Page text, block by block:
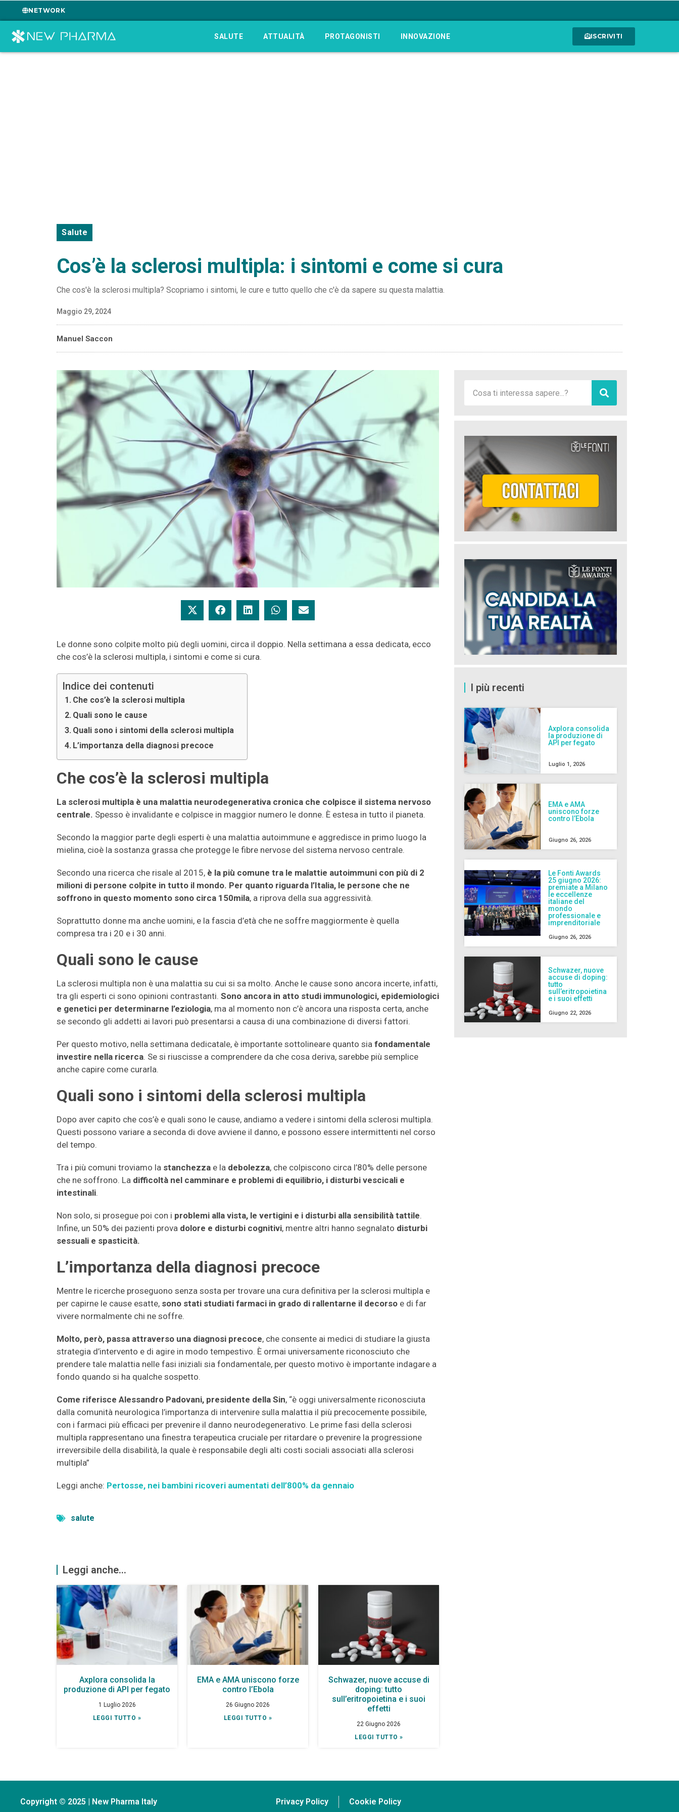
NETWORK
SALUTE ATTUALITÀ PROTAGONISTI INNOVAZIONE ISCRIVITI
Salute
Cos’è la sclerosi multipla: i sintomi e come si cura
Che cos'è la sclerosi multipla? Scopriamo i sintomi, le cure e tutto quello che c'è da sapere su questa malattia.
Maggio 29, 2024
Manuel Saccon
Le donne sono colpite molto più degli uomini, circa il doppio. Nella settimana a essa dedicata, ecco
che cos’è la sclerosi multipla, i sintomi e come si cura.
Indice dei contenuti
Che cos’è la sclerosi multipla
Quali sono le cause
Quali sono i sintomi della sclerosi multipla
L’importanza della diagnosi precoce
Che cos’è la sclerosi multipla
La sclerosi multipla è una malattia neurodegenerativa cronica che colpisce il sistema nervoso
centrale. Spesso è invalidante e colpisce in maggior numero le donne. È estesa in tutto il pianeta.
Secondo la maggior parte degli esperti è una malattia autoimmune e aggredisce in primo luogo la
mielina, cioè la sostanza grassa che protegge le fibre nervose del sistema nervoso centrale.
Secondo una ricerca che risale al 2015, è la più comune tra le malattie autoimmuni con più di 2
milioni di persone colpite in tutto il mondo. Per quanto riguarda l’Italia, le persone che ne
soffrono in questo momento sono circa 150mila, a riprova della sua aggressività.
Soprattutto donne ma anche uomini, e la fascia d’età che ne soffre maggiormente è quella
compresa tra i 20 e i 30 anni.
Quali sono le cause
La sclerosi multipla non è una malattia su cui si sa molto. Anche le cause sono ancora incerte, infatti,
tra gli esperti ci sono opinioni contrastanti. Sono ancora in atto studi immunologici, epidemiologici
e genetici per determinarne l’eziologia, ma al momento non c’è ancora una risposta certa, anche
se secondo gli addetti ai lavori può presentarsi a causa di una combinazione di diversi fattori.
Per questo motivo, nella settimana dedicatale, è importante sottolineare quanto sia fondamentale
investire nella ricerca. Se si riuscisse a comprendere da che cosa deriva, sarebbe più semplice
anche capire come curarla.
Quali sono i sintomi della sclerosi multipla
Dopo aver capito che cos’è e quali sono le cause, andiamo a vedere i sintomi della sclerosi multipla.
Questi possono variare a seconda di dove avviene il danno, e possono essere intermittenti nel corso
del tempo.
Tra i più comuni troviamo la stanchezza e la debolezza, che colpiscono circa l’80% delle persone
che ne soffrono. La difficoltà nel camminare e problemi di equilibrio, i disturbi vescicali e
intestinali.
Non solo, si prosegue poi con i problemi alla vista, le vertigini e i disturbi alla sensibilità tattile.
Infine, un 50% dei pazienti prova dolore e disturbi cognitivi, mentre altri hanno segnalato disturbi
sessuali e spasticità.
L’importanza della diagnosi precoce
Mentre le ricerche proseguono senza sosta per trovare una cura definitiva per la sclerosi multipla e
per capirne le cause esatte, sono stati studiati farmaci in grado di rallentarne il decorso e di far
vivere normalmente chi ne soffre.
Molto, però, passa attraverso una diagnosi precoce, che consente ai medici di studiare la giusta
strategia d’intervento e di agire in modo tempestivo. È ormai universamente riconosciuto che
prendere tale malattia nelle fasi iniziali sia fondamentale, per questo motivo è importante indagare a
fondo quando si ha qualche sospetto.
Come riferisce Alessandro Padovani, presidente della Sin, “è oggi universalmente riconosciuta
dalla comunità neurologica l’importanza di intervenire sulla malattia il più precocemente possibile,
con i farmaci più efficaci per prevenire il danno neurodegenerativo. Le prime fasi della sclerosi
multipla rappresentano una finestra terapeutica cruciale per ritardare o prevenire la progressione
irreversibile della disabilità, la quale è responsabile degli alti costi sociali associati alla sclerosi
multipla”
Leggi anche: Pertosse, nei bambini ricoveri aumentati dell’800% da gennaio
salute
Leggi anche...
Axplora consolida la
produzione di API per fegato
1 Luglio 2026
LEGGI TUTTO »
EMA e AMA uniscono forze
contro l’Ebola
26 Giugno 2026
LEGGI TUTTO »
Schwazer, nuove accuse di
doping: tutto
sull’eritropoietina e i suoi
effetti
22 Giugno 2026
LEGGI TUTTO »
I più recenti
Axplora consolida
la produzione di
API per fegato
Luglio 1, 2026
EMA e AMA
uniscono forze
contro l’Ebola
Giugno 26, 2026
Le Fonti Awards
25 giugno 2026:
premiate a Milano
le eccellenze
italiane del
mondo
professionale e
imprenditoriale
Giugno 26, 2026
Schwazer, nuove
accuse di doping:
tutto
sull’eritropoietina
e i suoi effetti
Giugno 22, 2026
Copyright © 2025 | New Pharma Italy Privacy Policy Cookie Policy